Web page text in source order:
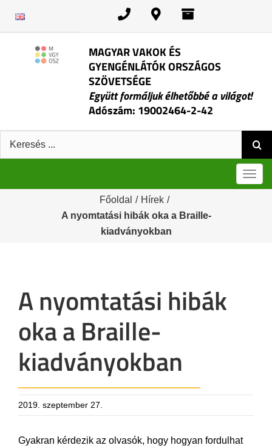
MAGYAR VAKOK ÉS
GYENGÉNLÁTÓK ORSZÁGOS
SZÖVETSÉGE
Együtt formáljuk élhetőbbé a világot!
Adószám: 19002464-2-42
Keresés:
Főoldal / Hírek /
A nyomtatási hibák oka a Braille-
kiadványokban
A nyomtatási hibák
oka a Braille-
kiadványokban
2019. szeptember 27.
Gyakran kérdezik az olvasók, hogy hogyan fordulhat